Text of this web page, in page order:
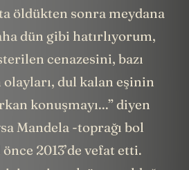
öldükten sonra meydana
dün gibi hatırlıyorum,
cenazesini, bazı
dul kalan eşinin
konuşmayı...” diyen
Mandela -toprağı bol
2013’de vefat etti.